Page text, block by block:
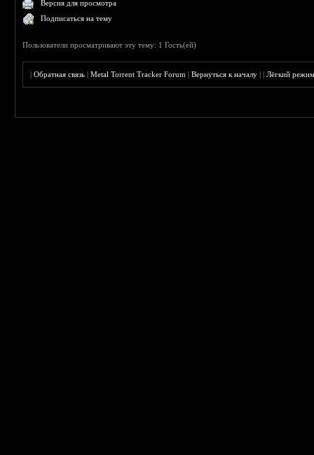
Версия для просмотра
Подписаться на тему
Пользователи просматривают эту тему: 1 Гость(ей)
|Обратная связь |Metal Torrent Tracker Forum |Вернуться к началу ||Лёгкий